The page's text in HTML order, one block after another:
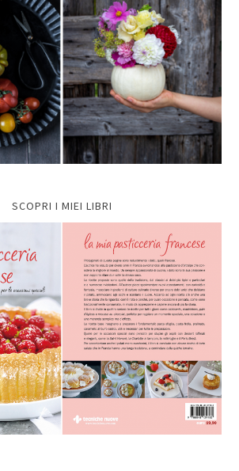
SCOPRI I MIEI LIBRI